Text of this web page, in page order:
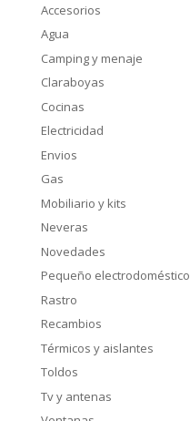
Accesorios
Agua
Camping y menaje
Claraboyas
Cocinas
Electricidad
Envios
Gas
Mobiliario y kits
Neveras
Novedades
Pequeño electrodoméstico
Rastro
Recambios
Térmicos y aislantes
Toldos
Tv y antenas